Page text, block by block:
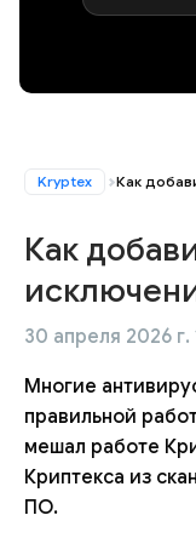
Kryptex
Как
30 апреля 2026 г.
Многие
правильной
мешал работе
Криптекса из
ПО.